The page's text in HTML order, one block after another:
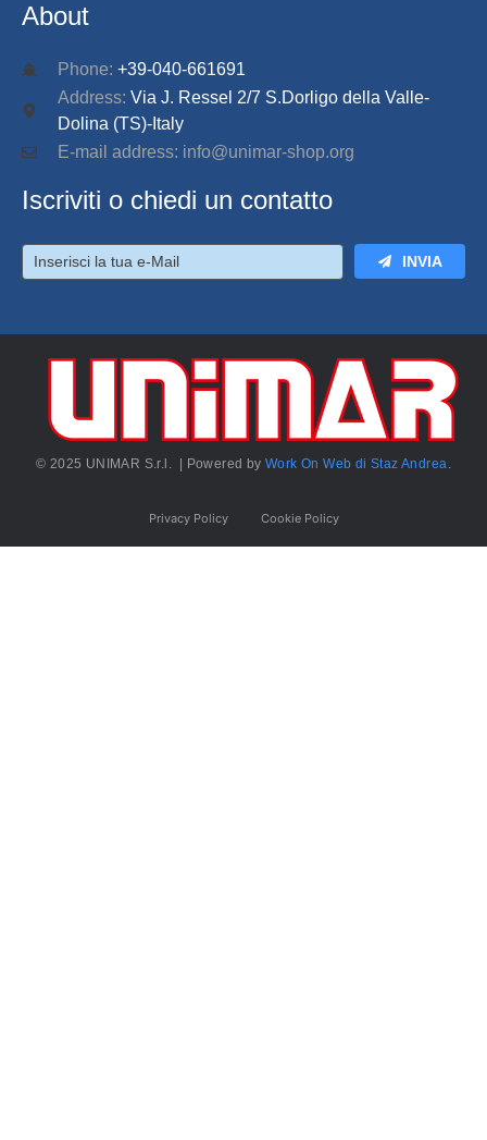
About
Phone: +39-040-661691
Address: Via J. Ressel 2/7 S.Dorligo della Valle-
Dolina (TS)-Italy
E-mail address: info@unimar-shop.org
Iscriviti o chiedi un contatto
INVIA
© 2025 UNIMAR S.r.l. | Powered byWork On Web di Staz Andrea.
Privacy Policy Cookie Policy